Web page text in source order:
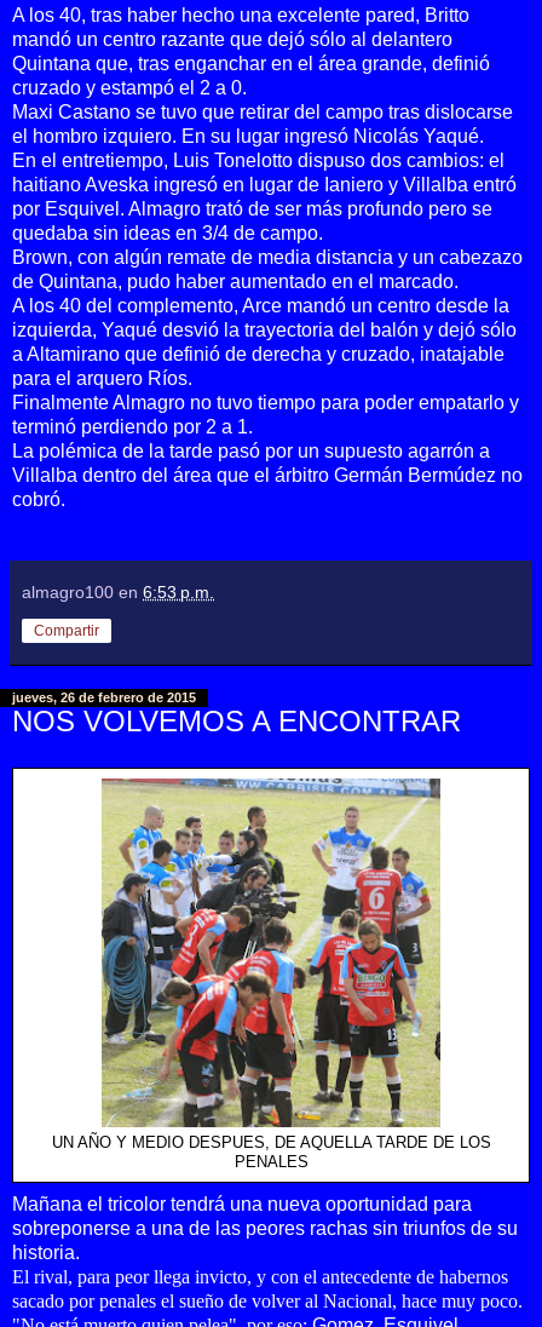
A los 40, tras haber hecho una excelente pared, Britto
mandó un centro razante que dejó sólo al delantero
Quintana que, tras enganchar en el área grande, definió
cruzado y estampó el 2 a 0.
Maxi Castano se tuvo que retirar del campo tras dislocarse
el hombro izquiero. En su lugar ingresó Nicolás Yaqué.
En el entretiempo, Luis Tonelotto dispuso dos cambios: el
haitiano Aveska ingresó en lugar de Ianiero y Villalba entró
por Esquivel. Almagro trató de ser más profundo pero se
quedaba sin ideas en 3/4 de campo.
Brown, con algún remate de media distancia y un cabezazo
de Quintana, pudo haber aumentado en el marcado.
A los 40 del complemento, Arce mandó un centro desde la
izquierda, Yaqué desvió la trayectoria del balón y dejó sólo
a Altamirano que definió de derecha y cruzado, inatajable
para el arquero Ríos.
Finalmente Almagro no tuvo tiempo para poder empatarlo y
terminó perdiendo por 2 a 1.
La polémica de la tarde pasó por un supuesto agarrón a
Villalba dentro del área que el árbitro Germán Bermúdez no
cobró.
almagro100 en 6:53 p.m.
Compartir
jueves, 26 de febrero de 2015
NOS VOLVEMOS A ENCONTRAR
UN AÑO Y MEDIO DESPUES, DE AQUELLA TARDE DE LOS
PENALES
Mañana el tricolor tendrá una nueva oportunidad para
sobreponerse a una de las peores rachas sin triunfos de su
historia.
El rival, para peor llega invicto, y con el antecedente de habernos
sacado por penales el sueño de volver al Nacional, hace muy poco.